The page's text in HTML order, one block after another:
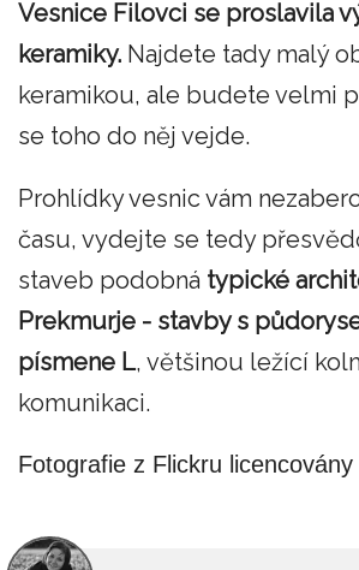
Vesnice Filovci se proslavila
keramiky. Najdete tady malý
keramikou, ale budete velmi
se toho do něj vejde.
Prohlídky vesnic vám
času, vydejte se tedy
staveb podobná typické
Prekmurje - stavby s
písmene L, většinou ležící
komunikaci.
Fotografie z Flickru licencovány